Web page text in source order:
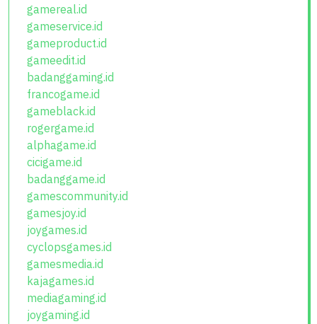
gamereal.id
gameservice.id
gameproduct.id
gameedit.id
badanggaming.id
francogame.id
gameblack.id
rogergame.id
alphagame.id
cicigame.id
badanggame.id
gamescommunity.id
gamesjoy.id
joygames.id
cyclopsgames.id
gamesmedia.id
kajagames.id
mediagaming.id
joygaming.id